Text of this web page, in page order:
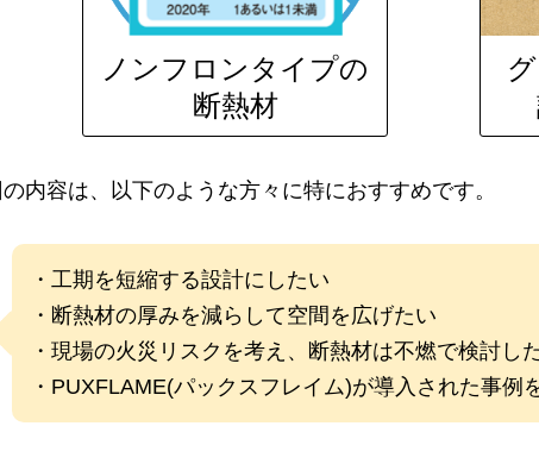
ノンフロンタイプの
断熱材
内容は、以下のような方々に特におすすめです。
・工期を短縮する設計にしたい
・断熱材の厚みを減らして空間を広げたい
・現場の火災リスクを考え、断熱材は不燃で検討し
・PUXFLAME(パックスフレイム)が導入された事例